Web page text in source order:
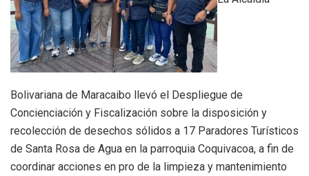
Bolivariana de Maracaibo llevó el Despliegue de
Concienciación y Fiscalización sobre la disposición y
recolección de desechos sólidos a 17 Paradores Turísticos
de Santa Rosa de Agua en la parroquia Coquivacoa, a fin de
coordinar acciones en pro de la limpieza y mantenimiento